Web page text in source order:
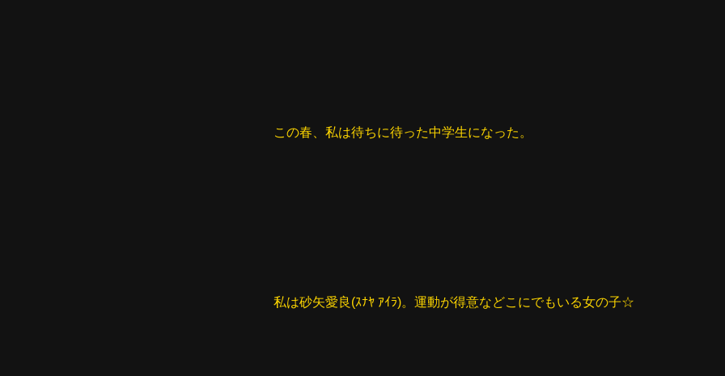
この春、私は待ちに待った中学生になった。
私は砂矢愛良(ｽﾅﾔ ｱｲﾗ)。運動が得意などこにでもいる女の子☆